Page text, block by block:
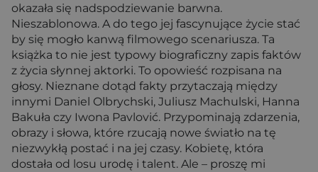
okazała się nadspodziewanie barwna.
Nieszablonowa. A do tego jej fascynujące życie stać
by się mogło kanwą filmowego scenariusza. Ta
książka to nie jest typowy biograficzny zapis faktów
z życia słynnej aktorki. To opowieść rozpisana na
głosy. Nieznane dotąd fakty przytaczają między
innymi Daniel Olbrychski, Juliusz Machulski, Hanna
Bakuła czy Iwona Pavlović. Przypominają zdarzenia,
obrazy i słowa, które rzucają nowe światło na tę
niezwykłą postać i na jej czasy. Kobietę, która
dostała od losu urodę i talent. Ale – proszę mi